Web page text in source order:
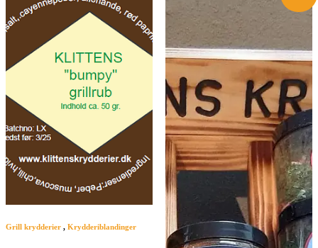
Grill krydderier , Krydderiblandinger